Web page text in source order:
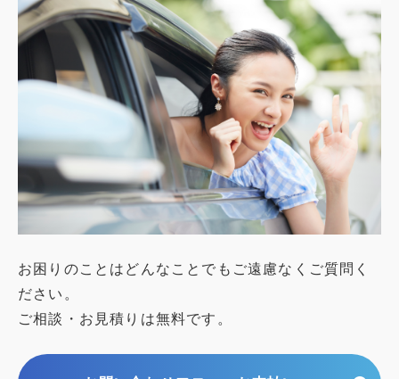
お困りのことはどんなことでもご遠慮なくご質問く
ださい。
ご相談・お見積りは無料です。